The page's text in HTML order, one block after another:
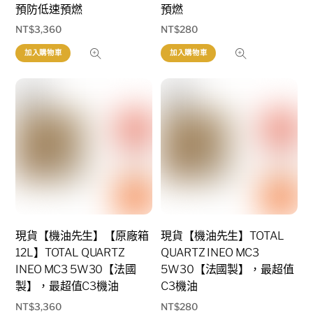
預防低速預燃
NT$3,360
加入購物車
預燃
NT$280
加入購物車
現貨【機油先生】【原廠箱
12L】TOTAL QUARTZ
INEO MC3 5W30【法國
製】，最超值C3機油
NT$3,360
現貨【機油先生】TOTAL
QUARTZ INEO MC3
5W30【法國製】，最超值
C3機油
NT$280